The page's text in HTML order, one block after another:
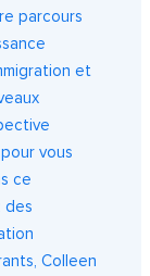
parcours
et
vous
ce
des
Colleen